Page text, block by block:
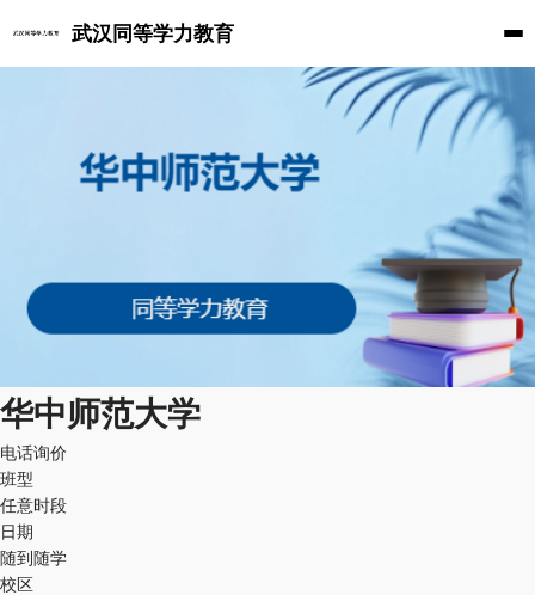
武汉同等学力教育
华中师范大学
电话询价
班型
任意时段
日期
随到随学
校区